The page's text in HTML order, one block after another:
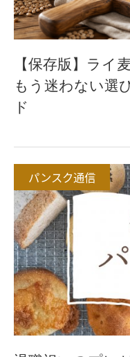
【保存版】ライ
もう迷わない選
ド
パンスク通信